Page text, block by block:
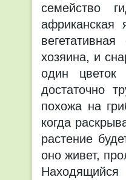
семейство
африканская
хозяина, и
один цветок
достаточно
похожа на
когда
растение
оно живет,